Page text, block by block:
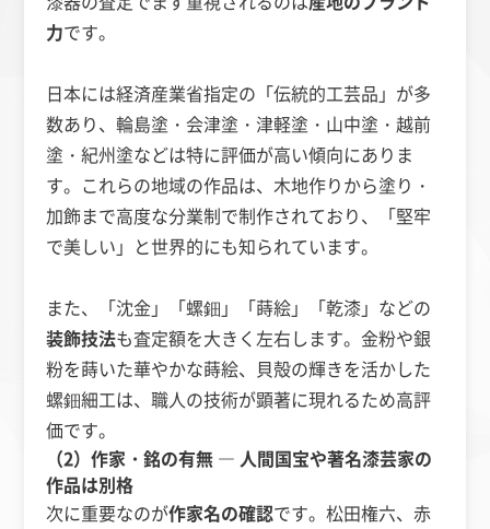
力です。
日本には経済産業省指定の「伝統的工芸品」が多
数あり、輪島塗・会津塗・津軽塗・山中塗・越前
塗・紀州塗などは特に評価が高い傾向にありま
す。これらの地域の作品は、木地作りから塗り・
加飾まで高度な分業制で制作されており、「堅牢
で美しい」と世界的にも知られています。
また、「沈金」「螺鈿」「蒔絵」「乾漆」などの
装飾技法も査定額を大きく左右します。金粉や銀
粉を蒔いた華やかな蒔絵、貝殻の輝きを活かした
螺鈿細工は、職人の技術が顕著に現れるため高評
価です。
（2）作家・銘の有無 ― 人間国宝や著名漆芸家の
作品は別格
次に重要なのが作家名の確認です。松田権六、赤